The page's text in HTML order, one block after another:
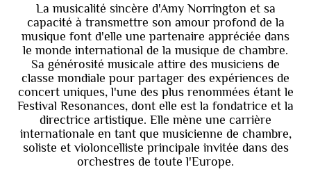
La musicalité sincère d'Amy Norrington et sa
capacité à transmettre son amour profond de la
musique font d'elle une partenaire appréciée dans
le monde international de la musique de chambre.
Sa générosité musicale attire des musiciens de
classe mondiale pour partager des expériences de
concert uniques, l'une des plus renommées étant le
Festival Resonances, dont elle est la fondatrice et la
directrice artistique. Elle mène une carrière
internationale en tant que musicienne de chambre,
soliste et violoncelliste principale invitée dans des
orchestres de toute l'Europe.